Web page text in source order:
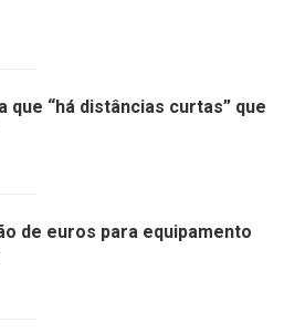
que “há distâncias curtas” que
de euros para equipamento